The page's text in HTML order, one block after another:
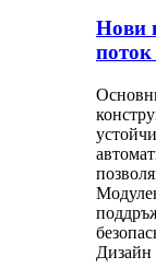
Нови
поток
Дизайн